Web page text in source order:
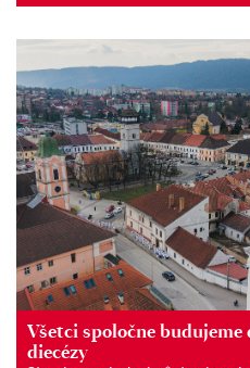
Všetci spoločne
diecézy